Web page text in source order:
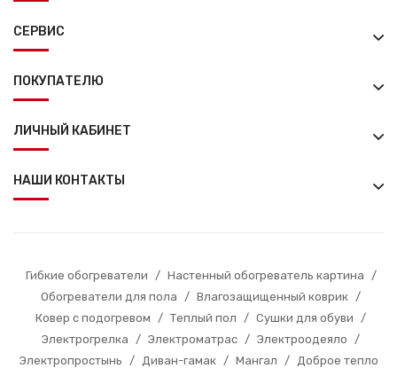
СЕРВИС
ПОКУПАТЕЛЮ
ЛИЧНЫЙ КАБИНЕТ
НАШИ КОНТАКТЫ
Гибкие обогреватели / Настенный обогреватель картина
/
Обогреватели для пола
/ Влагозащищенный коврик
/
Ковер с подогревом
/ Теплый пол / Сушки для обуви
/
Электрогрелка
/ Электроматрас / Электроодеяло
/
Электропростынь
/ Диван-гамак / Мангал /
Доброе тепло